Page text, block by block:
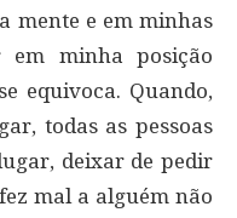
mente e em minhas
em minha posição
equivoca. Quando,
todas as pessoas
deixar de pedir
mal a alguém não